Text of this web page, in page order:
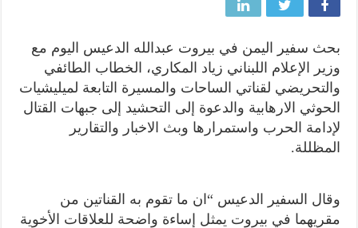
بحث سفير اليمن في بيروت عبدالله الدعيس اليوم مع
وزير الإعلام اللبناني زياد المكاري، الخطاب الطائفي
والتحريضي لقناتي الساحات والمسيرة التابعة لميليشيات
الحوثي الارهابية والدعوة إلى التحشيد إلى جبهات القتال
لإدامة الحرب واستمرارها وبث الاخبار والتقارير
المظللة.
وقال السفير الدعيس “ان ما تقوم به القناتين من
مقريهما في بيروت يمثل إساءة واضحة للعلاقات الأخوية